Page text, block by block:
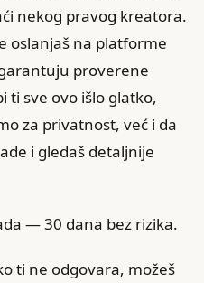
nekog pravog kreatora.
oslanjaš na platforme
proverene
ti sve ovo išlo glatko,
za privatnost, već i da
i gledaš detaljnije
— 30 dana bez rizika.
ti ne odgovara, možeš